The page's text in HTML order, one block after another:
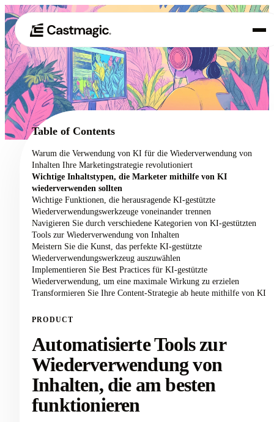
Produkt
02 Anwendungsfälle
Preisgestaltung
Über uns
Table of Contents
Warum die Verwendung von KI für die Wiederverwendung von
Inhalten Ihre Marketingstrategie revolutioniert
Wichtige Inhaltstypen, die Marketer mithilfe von KI
wiederverwenden sollten
Wichtige Funktionen, die herausragende KI-gestützte
Wiederverwendungswerkzeuge voneinander trennen
Navigieren Sie durch verschiedene Kategorien von KI-gestützten
Tools zur Wiederverwendung von Inhalten
Meistern Sie die Kunst, das perfekte KI-gestützte
Wiederverwendungswerkzeug auszuwählen
Implementieren Sie Best Practices für KI-gestützte
Wiederverwendung, um eine maximale Wirkung zu erzielen
Transformieren Sie Ihre Content-Strategie ab heute mithilfe von KI
PRODUCT
Automatisierte Tools zur
Wiederverwendung von
Inhalten, die am besten
funktionieren